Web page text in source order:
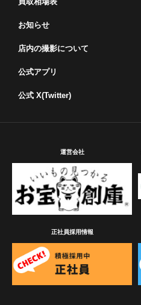
お知らせ
店内の撮影について
公式アプリ
公式 X(Twitter)
運営会社
正社員採用情報